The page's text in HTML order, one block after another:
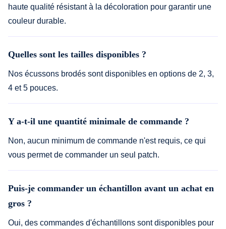
haute qualité résistant à la décoloration pour garantir une
couleur durable.
Quelles sont les tailles disponibles ?
Nos écussons brodés sont disponibles en options de 2, 3,
4 et 5 pouces.
Y a-t-il une quantité minimale de commande ?
Non, aucun minimum de commande n'est requis, ce qui
vous permet de commander un seul patch.
Puis-je commander un échantillon avant un achat en
gros ?
Oui, des commandes d'échantillons sont disponibles pour